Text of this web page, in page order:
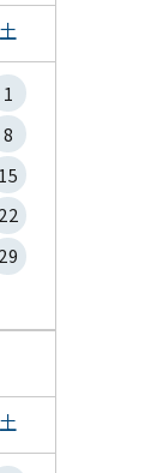
土
1
8
15
22
29
土